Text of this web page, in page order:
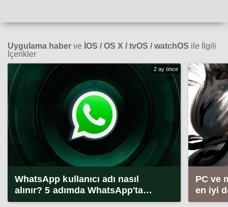
Uygulama haber ve İOS / OS X / tvOS / watchOS ile İlgili
İçerikler
2 ay önce
WhatsApp kullanıcı adı nasıl
alınır? 5 adımda WhatsApp'ta
kullanıcı adı alma (2026)
PC ve
en iyi